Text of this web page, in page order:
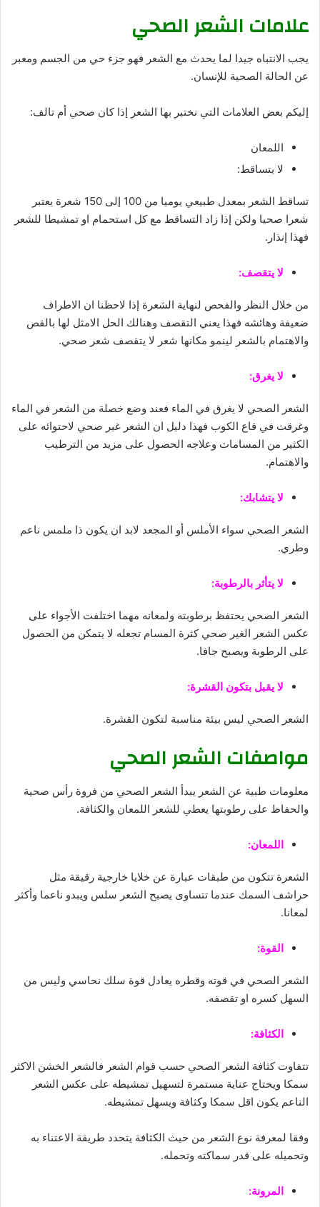
علامات الشعر الصحي
يجب الانتباه جيدا لما يحدث مع الشعر فهو جزء حي من الجسم ومعبر
عن الحالة الصحية للإنسان.
إليكم بعض العلامات التي نختبر بها الشعر إذا كان صحي أم تالف:
اللمعان
لا يتساقط:
تساقط الشعر بمعدل طبيعي يوميا من 100 إلى 150 شعرة يعتبر
شعرا صحيا ولكن إذا زاد التساقط مع كل استحمام او تمشيطا للشعر
فهذا إنذار.
لا يتقصف:
من خلال النظر والفحص لنهاية الشعرة إذا لاحظنا ان الاطراف
ضعيفة وهائشه فهذا يعني التقصف وهنالك الحل الامثل لها بالقص
والاهتمام بالشعر لينمو مكانها شعر لا يتقصف شعر صحي.
لا يغرق:
الشعر الصحي لا يغرق في الماء فعند وضع خصلة من الشعر في الماء
وغرقت في قاع الكوب فهذا دليل ان الشعر غير صحي لاحتوائه على
الكثير من المسامات وعلاجه الحصول على مزيد من الترطيب
والاهتمام.
لا يتشابك:
الشعر الصحي سواء الأملس أو المجعد لابد ان يكون ذا ملمس ناعم
وطري.
لا يتأثر بالرطوبة:
الشعر الصحي يحتفظ برطوبته ولمعانه مهما اختلفت الأجواء على
عكس الشعر الغير صحي كثرة المسام تجعله لا يتمكن من الحصول
على الرطوبة ويصبح جافا.
لا يقبل بتكون القشرة:
الشعر الصحي ليس بيئة مناسبة لتكون القشرة.
مواصفات الشعر الصحي
معلومات طبية عن الشعر يبدأ الشعر الصحي من فروة رأس صحية
والحفاظ على رطوبتها يعطي للشعر اللمعان والكثافة.
اللمعان:
الشعرة تتكون من طبقات عبارة عن خلايا خارجية رقيقة مثل
حراشف السمك عندما تتساوى يصبح الشعر سلس ويبدو ناعما وأكثر
لمعانا.
القوة:
الشعر الصحي في قوته وقطره يعادل قوة سلك نحاسي وليس من
السهل كسره او تقصفه.
الكثافة:
تتفاوت كثافة الشعر الصحي حسب قوام الشعر فالشعر الخشن الاكثر
سمكا ويحتاج عناية مستمرة لتسهيل تمشيطه على عكس الشعر
الناعم يكون اقل سمكا وكثافة ويسهل تمشيطه.
وفقا لمعرفة نوع الشعر من حيث الكثافة يتحدد طريقة الاعتناء به
وتحميله على قدر سماكته وتحمله.
المرونة: